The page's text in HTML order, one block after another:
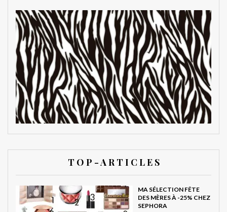
T O P - A R T I C L E S
MA SÉLECTION FÊTE
DES MÈRES À -25% CHEZ
SEPHORA